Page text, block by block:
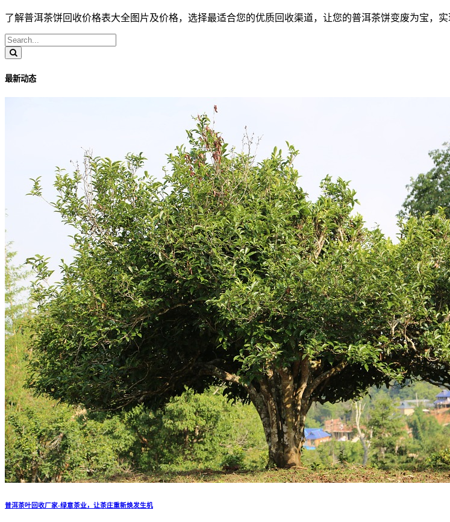
了解普洱茶饼回收价格表大全图片及价格，选择最适合您的优质回收渠道，让您的普洱茶饼变废为宝，实
最新动态
普洱茶叶回收厂家-绿意茶业，让茶庄重新焕发生机